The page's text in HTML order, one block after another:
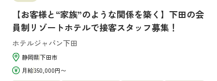
【お客様と“家族”のような関係を築く】下田の会
員制リゾートホテルで接客スタッフ募集！
ホテルジャパン下田
静岡県下田市
月給350,000円〜